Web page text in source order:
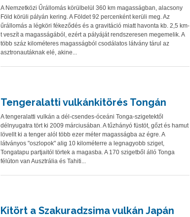
A Nemzetközi Űrállomás körülbelül 360 km magasságban, alacsony
Föld körüli pályán kering. A Földet 92 percenként kerüli meg. Az
űrállomás a légköri fékeződés és a gravitáció miatt havonta kb. 2,5 km-
t veszít a magasságából, ezért a pályáját rendszeresen megemelik. A
több száz kilométeres magasságból csodálatos látvány tárul az
asztronautáknak elé, akine...
Tengeralatti vulkánkitörés Tongán
A tengeralatti vulkán a dél-csendes-óceáni Tonga-szigetektől
délnyugatra tört ki 2009 márciusában. A tűzhányó füstöt, gőzt és hamut
lövellt ki a tenger alól több ezer méter magasságba az égre. A
látványos "oszlopok" alig 10 kilométerre a legnagyobb sziget,
Tongatapu partjaitól törtek a magasba. A 170 szigetből álló Tonga
félúton van Ausztrália és Tahiti...
Kitört a Szakuradzsima vulkán Japán